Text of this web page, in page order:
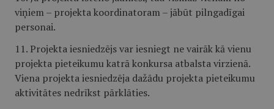
viņiem – projekta koordinatoram – jābūt pilngadīgai
personai.
11. Projekta iesniedzējs var iesniegt ne vairāk kā vienu
projekta pieteikumu katrā konkursa atbalsta virzienā.
Viena projekta iesniedzēja dažādu projekta pieteikumu
aktivitātes nedrīkst pārklāties.